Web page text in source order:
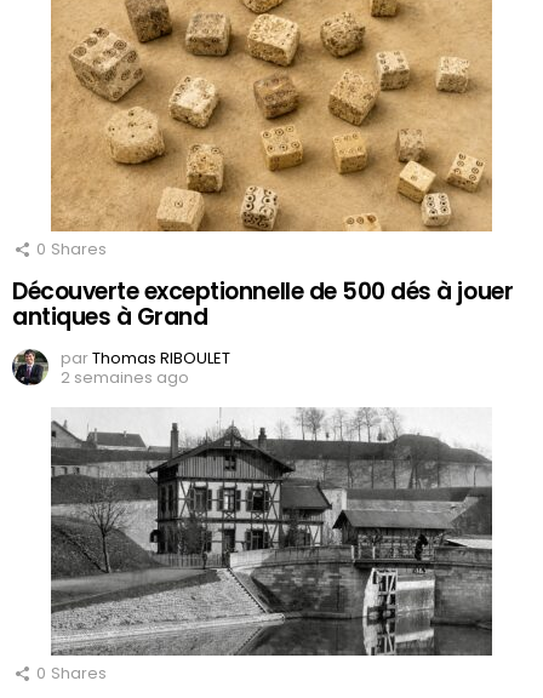
0 Shares
Découverte exceptionnelle de 500 dés à jouer
antiques à Grand
parThomas RIBOULET
2 semaines ago
0 Shares